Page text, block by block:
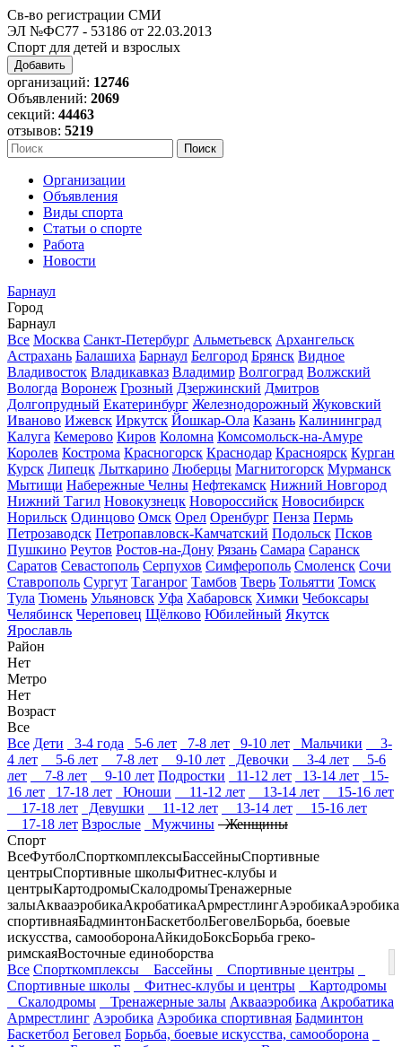
Св-во регистрации СМИ
ЭЛ №ФС77 - 53186 от 22.03.2013
Спорт для детей и взрослых
Добавить
организаций: 12746
Объявлений: 2069
секций: 44463
отзывов: 5219
Организации
Объявления
Виды спорта
Статьи о спорте
Работа
Новости
Барнаул
Город
Барнаул
Все Москва Санкт-Петербург Альметьевск Архангельск
Астрахань Балашиха Барнаул Белгород Брянск Видное
Владивосток Владикавказ Владимир Волгоград Волжский
Вологда Воронеж Грозный Дзержинский Дмитров
Долгопрудный Екатеринбург Железнодорожный Жуковский
Иваново Ижевск Иркутск Йошкар-Ола Казань Калининград
Калуга Кемерово Киров Коломна Комсомольск-на-Амуре
Королев Кострома Красногорск Краснодар Красноярск Курган
Курск Липецк Лыткарино Люберцы Магнитогорск Мурманск
Мытищи Набережные Челны Нефтекамск Нижний Новгород
Нижний Тагил Новокузнецк Новороссийск Новосибирск
Норильск Одинцово Омск Орел Оренбург Пенза Пермь
Петрозаводск Петропавловск-Камчатский Подольск Псков
Пушкино Реутов Ростов-на-Дону Рязань Самара Саранск
Саратов Севастополь Серпухов Симферополь Смоленск Сочи
Ставрополь Сургут Таганрог Тамбов Тверь Тольятти Томск
Тула Тюмень Ульяновск Уфа Хабаровск Химки Чебоксары
Челябинск Череповец Щёлково Юбилейный Якутск
Ярославль
Район
Нет
Метро
Нет
Возраст
Все
Все Дети 3-4 года 5-6 лет 7-8 лет 9-10 лет Мальчики
3-
4 лет
5-6 лет 7-8 лет 9-10 лет Девочки 3-4 лет
5-6
лет
7-8 лет 9-10 лет Подростки 11-12 лет 13-14 лет
15-
16 лет
17-18 лет Юноши 11-12 лет 13-14 лет
15-16 лет
17-18 лет
Девушки 11-12 лет 13-14 лет
15-16 лет
17-18 лет Взрослые Мужчины Женщины
Спорт
ВсеФутболСпорткомплексыБассейныСпортивные
центрыСпортивные школыФитнес-клубы и
центрыКартодромыСкалодромыТренажерные
залыАквааэробикаАкробатикаАрмрестлингАэробикаАэробика
спортивнаяБадминтонБаскетболБеговелБорьба, боевые
искусства, самооборонаАйкидоБоксБорьба греко-
римскаяВосточные единоборства
Все Спорткомплексы Бассейны
Спортивные центры
Спортивные школы
Фитнес-клубы и центры
Картодромы
Скалодромы
Тренажерные залы Аквааэробика Акробатика
Армрестлинг Аэробика Аэробика спортивная Бадминтон
Баскетбол Беговел Борьба, боевые искусства, самооборона